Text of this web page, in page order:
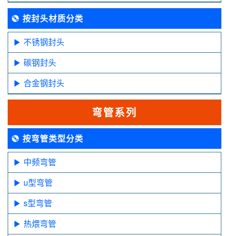
按封头材质分类
不锈钢封头
碳钢封头
合金钢封头
弯管系列
按弯管类型分类
中频弯管
u型弯管
s型弯管
热煨弯管